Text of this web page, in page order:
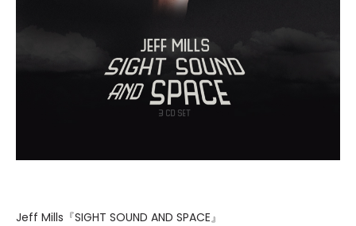
Jeff Mills『SIGHT SOUND AND SPACE』